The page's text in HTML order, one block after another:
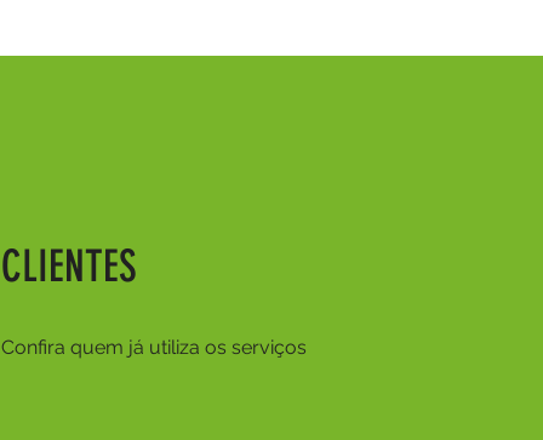
CLIENTES
Confira quem já utiliza os serviços